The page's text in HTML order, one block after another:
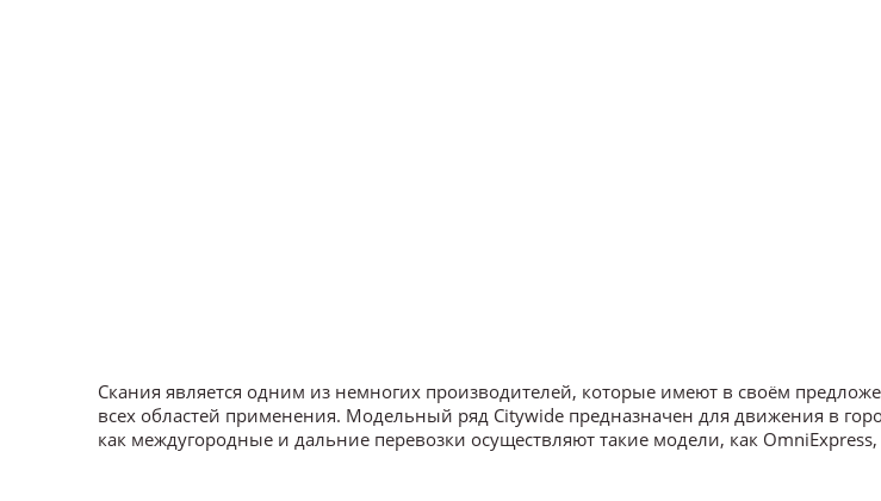
Скания является одним из немногих производителей, которые имеют в своём
всех областей применения. Модельный ряд Citywide предназначен для движения в
как междугородные и дальние перевозки осуществляют такие модели, как